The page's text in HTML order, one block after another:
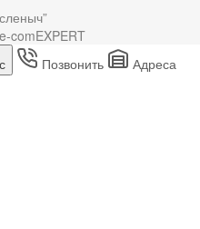
comEXPERT
Позвонить Адреса